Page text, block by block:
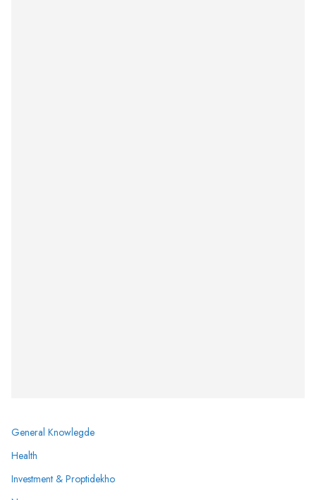
General Knowlegde
Health
Investment & Proptidekho